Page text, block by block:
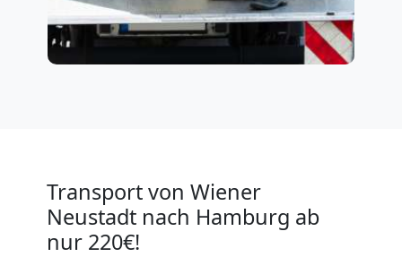
Transport von Wiener
Neustadt nach Hamburg ab
nur 220€!